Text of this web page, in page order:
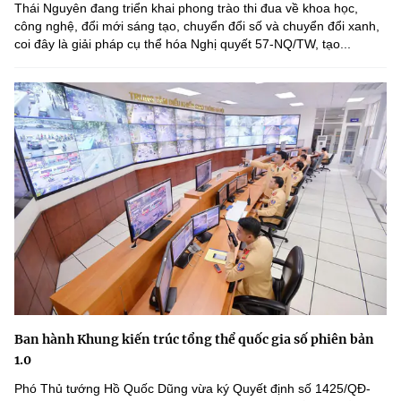
Thái Nguyên đang triển khai phong trào thi đua về khoa học,
công nghệ, đổi mới sáng tạo, chuyển đổi số và chuyển đổi xanh,
coi đây là giải pháp cụ thể hóa Nghị quyết 57-NQ/TW, tạo...
Ban hành Khung kiến trúc tổng thể quốc gia số phiên bản
1.0
Phó Thủ tướng Hồ Quốc Dũng vừa ký Quyết định số 1425/QĐ-